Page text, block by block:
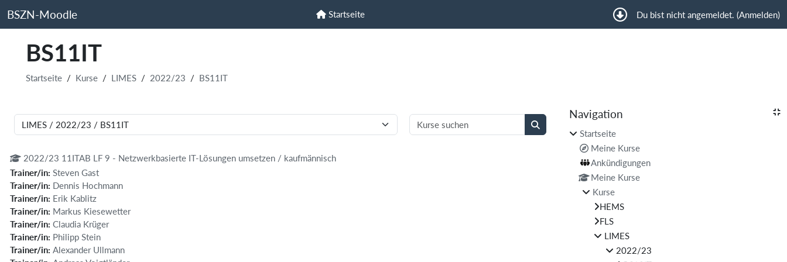
BSZN-Moodle Startseite
Startseite Du bist nicht angemeldet. (Anmelden)
BS11IT
Startseite Kurse LIMES 2022/23 BS11IT
Kursbereiche
Kurse suchen
Kurse suchen
2022/23 11ITAB LF 9 - Netzwerkbasierte IT-Lösungen umsetzen / kaufmännisch
Trainer/in: Steven Gast
Trainer/in: Dennis Hochmann
Trainer/in: Erik Kablitz
Trainer/in: Markus Kiesewetter
Trainer/in: Claudia Krüger
Trainer/in: Philipp Stein
Trainer/in: Alexander Ullmann
Blöcke
Navigation überspringen
Navigation
Startseite
Meine Kurse
Ankündigungen
Meine Kurse
Kurse
HEMS
FLS
LIMES
2022/23